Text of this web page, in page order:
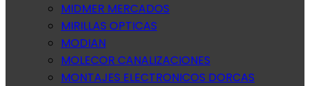
MIDMER MERCADOS
MIRILLAS OPTICAS
MODIAN
MOLECOR CANALIZACIONES
MONTAJES ELECTRONICOS DORCAS